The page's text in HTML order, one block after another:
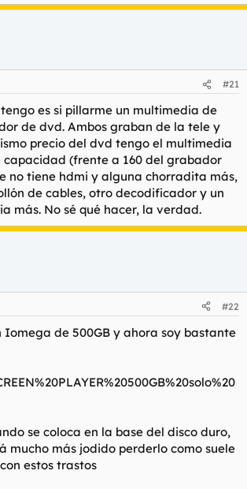
#21
es si pillarme un multimedia de
de dvd. Ambos graban de la tele y
precio del dvd tengo el multimedia
capacidad (frente a 160 del grabador
no tiene hdmi y alguna chorradita más,
de cables, otro decodificador y un
más. No sé qué hacer, la verdad.
#22
Iomega de 500GB y ahora soy bastante
se coloca en la base del disco duro,
mucho más jodido perderlo como suele
estos trastos